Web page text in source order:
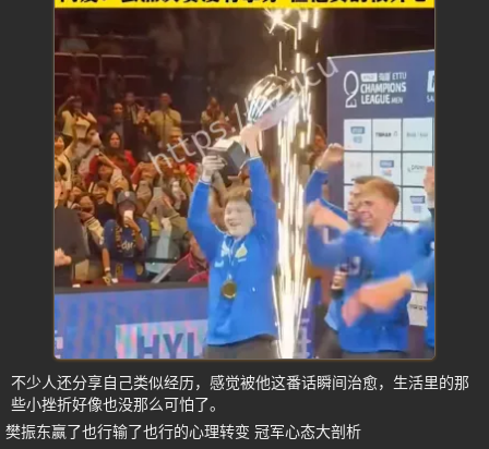
不少人还分享自己类似经历，感觉被他这番话瞬间治愈，生活里的那
些小挫折好像也没那么可怕了。
樊振东赢了也行输了也行的心理转变 冠军心态大剖析